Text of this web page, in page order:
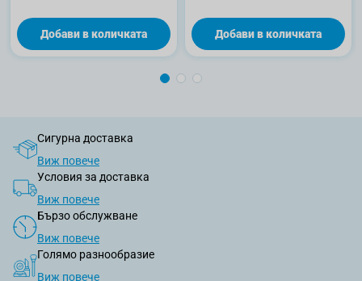
Добави в количката Добави в количката
Сигурна доставка
Виж повече
Условия за доставка
Виж повече
Бързо обслужване
Виж повече
Голямо разнообразие
Виж повече